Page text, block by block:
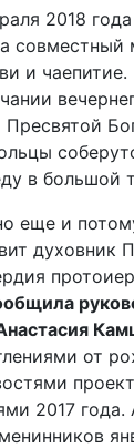
2018
совместный
и чаепитие.
Пресвятой
в большой
еще и
духовник
от
2017 года.